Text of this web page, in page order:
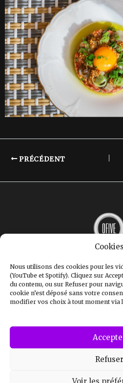
Cookies
Nous utilisons des cookies pour les
(YouTube et Spotify). Cliquez sur
du contenu, ou sur Refuser pour
cookie n’est déposé sans votre
modifier vos choix à tout moment via
Refuser
Voir les
PRÉCÉDENT
GALERIE
STUDIOS
OFIVE+
CONTACT
Politique de